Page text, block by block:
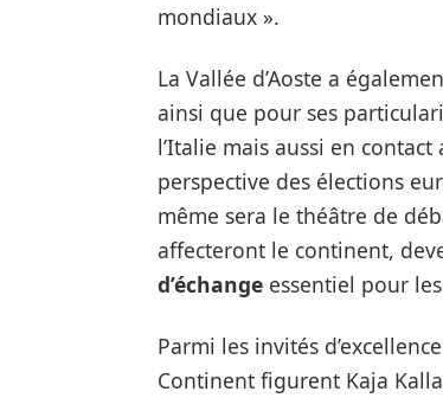
mondiaux ».
La Vallée d’Aoste a
ainsi que pour ses
l’Italie mais aussi en
perspective des élections
même sera le théâtre de
affecteront le continent,
d’échange essentiel pour
Parmi les invités
Continent figurent Kaja